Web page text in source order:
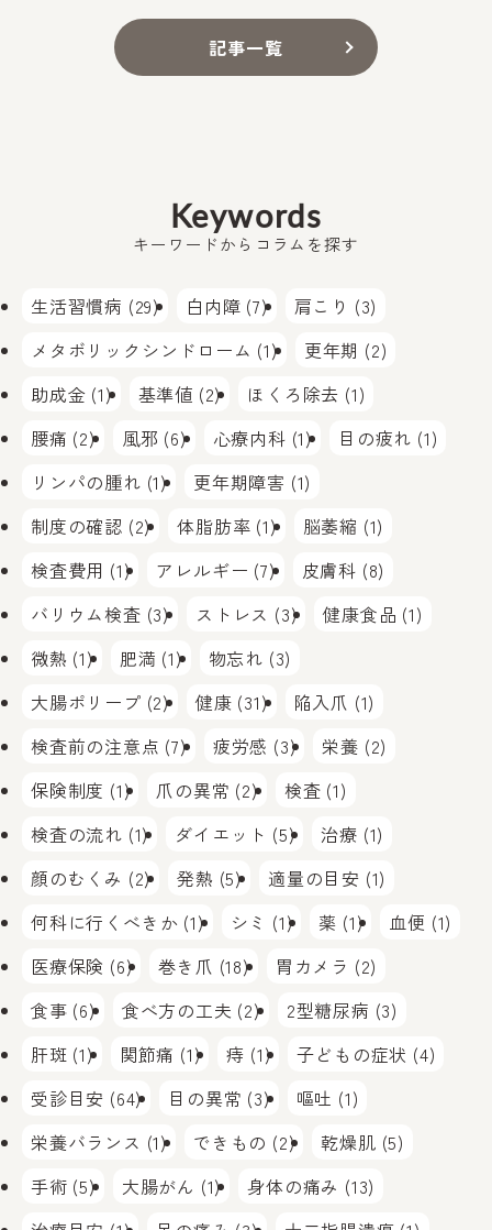
記事一覧
Keywords
キーワードからコラムを探す
生活習慣病 (29) 白内障 (7)
肩こり (3)
メタボリックシンドローム (1)
更年期 (2)
助成金 (1)
基準値 (2)
ほくろ除去 (1)
腰痛 (2)
風邪 (6) 心療内科 (1)
目の疲れ (1)
リンパの腫れ (1)
更年期障害 (1)
制度の確認 (2)
体脂肪率 (1)
脳萎縮 (1)
検査費用 (1)
アレルギー (7)
皮膚科 (8)
バリウム検査 (3)
ストレス (3)
健康食品 (1)
微熱 (1)
肥満 (1)
物忘れ (3)
大腸ポリープ (2)
健康 (31)
陥入爪 (1)
検査前の注意点 (7)
疲労感 (3)
栄養 (2)
保険制度 (1)
爪の異常 (2)
検査 (1)
検査の流れ (1)
ダイエット (5)
治療 (1)
顔のむくみ (2)
発熱 (5)
適量の目安 (1)
何科に行くべきか (1)
シミ (1) 薬 (1)
血便 (1)
医療保険 (6)
巻き爪 (18)
胃カメラ (2)
食事 (6)
食べ方の工夫 (2)
2型糖尿病 (3)
肝斑 (1)
関節痛 (1) 痔 (1)
子どもの症状 (4)
受診目安 (64)
目の異常 (3)
嘔吐 (1)
栄養バランス (1)
できもの (2)
乾燥肌 (5)
手術 (5)
大腸がん (1)
身体の痛み (13)